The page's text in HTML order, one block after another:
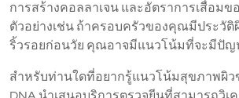
การสร้างคอลลาเจน และอัตราการเสื่อมข
ตัวอย่างเช่น ถ้าครอบครัวของคุณมีประวัติ
ริ้วรอยก่อนวัย คุณอาจมีแนวโน้มที่จะมีปัญ
สำหรับท่านใดที่อยากรู้แนวโน้มสุขภาพผิว
DNA นำเสนอบริการตรวจยีนที่สามารถวิเ